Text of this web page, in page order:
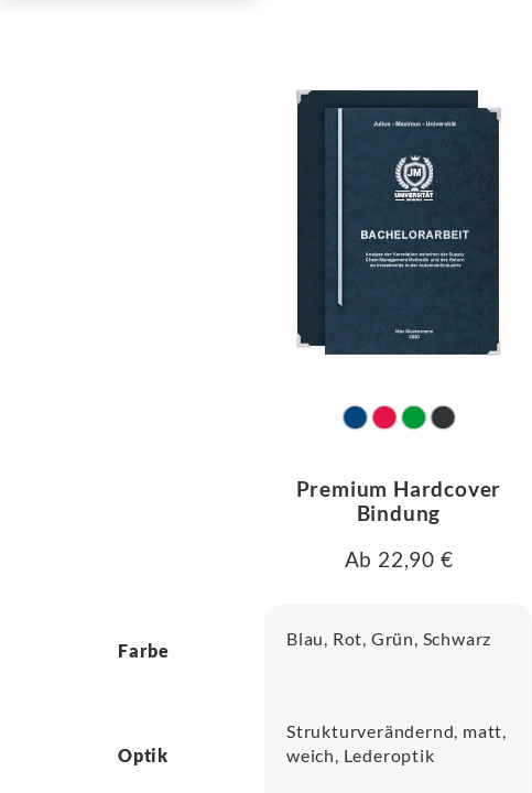
Premium Hardcover
Bindung
Ab 22,90 €
Farbe
Blau, Rot, Grün, Schwarz
Optik
Strukturverändernd, matt,
weich, Lederoptik